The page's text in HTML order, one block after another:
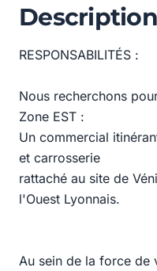
RESPONSABILITÉS :
Nous recherchons
Zone EST :
Un commercial
et carrosserie
rattaché au site de
l'Ouest Lyonnais.
Au sein de la force de